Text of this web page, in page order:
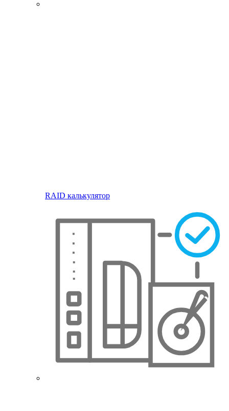
RAID калькулятор